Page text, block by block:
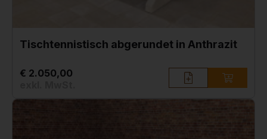
Tischtennistisch abgerundet in Anthrazit
€ 2.050,00